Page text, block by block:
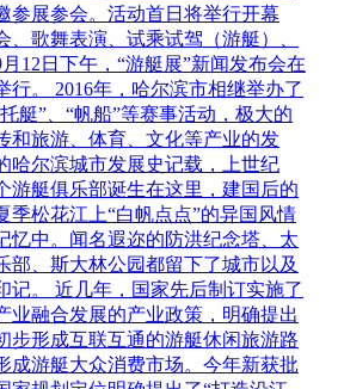
参展参会。活动首日将举行开幕
、歌舞表演、试乘试驾（游艇）、
12日下午，“游艇展”新闻发布会在
行。 2016年，哈尔滨市相继举办了
艇”、“帆船”等赛事活动，极大的
和旅游、体育、文化等产业的发
哈尔滨城市发展史记载，上世纪
游艇俱乐部诞生在这里，建国后的
季松花江上“白帆点点”的异国风情
忆中。闻名遐迩的防洪纪念塔、太
部、斯大林公园都留下了城市以及
记。 近几年，国家先后制订实施了
业融合发展的产业政策，明确提出
步形成互联互通的游艇休闲旅游路
成游艇大众消费市场。今年新获批